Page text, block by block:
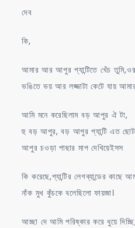
দেব
কি,
আমার আর আপুর প্যান্টিতে খেঁচ তুমি,ওর
ভঙিতে ভয় আর লজ্জাটা কেটে যায়
আমি মনে করেছিলাম বড় আপুর ঐ টা,
হু বড় আপুর, বড় আপুর প্যান্টি এত
আপুর চওড়া পাছার মাপ দেখিয়েইসস
কি করেছে,প্যান্টির লেগব্যান্ডের কাছে
নাঁক মুখ কুঁচকে বলেছিলো ফায়জা।
আচ্ছা দে আমি পরিষ্কার করে ধুয়ে